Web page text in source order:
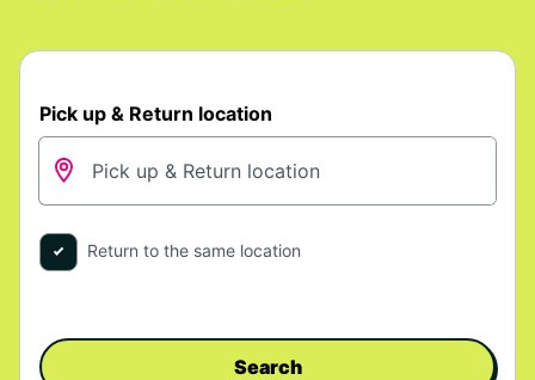
Pick up & Return location
Return to the same location
Search